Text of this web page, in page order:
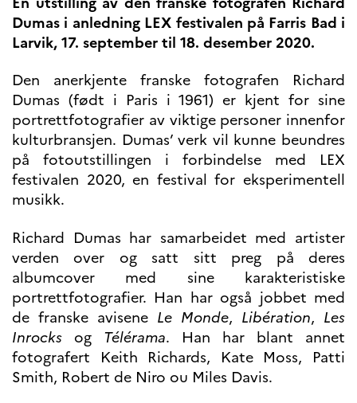
Høyere utdanning og
postdoktorstillinger
Frankrike
Studere i Norge
Doktorgrader og
postdoktorstillinger i
Frankrike
Studiestipender
French+Sciences
Studenthistorier
For institusjoner
France Alumni
VITENSKAP OG
FORSKNING
Cooperation
programs
Åsgard
Dumas i anledning LEX festivalen på Farris Bad i
Larvik, 17. september til 18. desember 2020.
Den anerkjente franske fotografen Richard
Dumas (født i Paris i 1961) er kjent for sine
portrettfotografier av viktige personer innenfor
kulturbransjen. Dumas’ verk vil kunne beundres
på fotoutstillingen i forbindelse med LEX
festivalen 2020, en festival for eksperimentell
musikk.
Richard Dumas har samarbeidet med artister
verden over og satt sitt preg på deres
albumcover med sine karakteristiske
portrettfotografier. Han har også jobbet med
de franske avisene Le Monde, Libération, Les
Inrocks og Télérama. Han har blant annet
fotografert Keith Richards, Kate Moss, Patti
Smith, Robert de Niro ou Miles Davis.